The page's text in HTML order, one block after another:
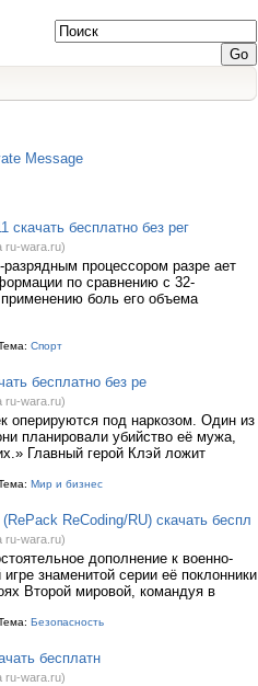
Message
скачать бесплатно без рег
ru-wara.ru)
процессором разре ает
по сравнению с 32-
боль его объема
Спорт
бесплатно без ре
ru-wara.ru)
оперируются под наркозом. Один из
планировали убийство её мужа,
Главный герой Клэй ложит
Мир и бизнес
ReCoding/RU) скачать беспл
ru-wara.ru)
дополнение к военно-
знаменитой серии её поклонники
Второй мировой, командуя в
Безопасность
бесплатн
ru-wara.ru)